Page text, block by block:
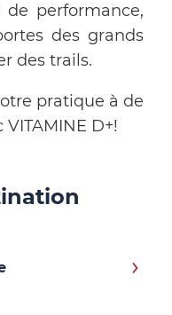
performance,
des grands
des trails.
pratique à de
D+!